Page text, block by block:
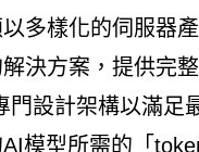
多樣化的伺服器
決方案，提供完
門設計架構以滿足
模型所需的「